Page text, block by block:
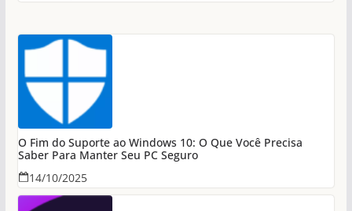
O Fim do Suporte ao Windows 10: O Que Você Precisa
Saber Para Manter Seu PC Seguro
14/10/2025